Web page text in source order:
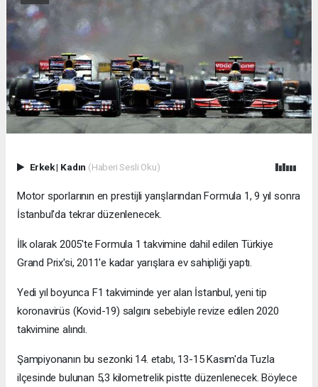
Erkek| Kadın (Haberi Sesli Oku)
Motor sporlarının en prestijli yarışlarından Formula 1, 9 yıl sonra
İstanbul'da tekrar düzenlenecek.
İlk olarak 2005'te Formula 1 takvimine dahil edilen Türkiye
Grand Prix'si, 2011'e kadar yarışlara ev sahipliği yaptı.
Yedi yıl boyunca F1 takviminde yer alan İstanbul, yeni tip
koronavirüs (Kovid-19) salgını sebebiyle revize edilen 2020
takvimine alındı.
Şampiyonanın bu sezonki 14. etabı, 13-15 Kasım'da Tuzla
ilçesinde bulunan 5,3 kilometrelik pistte düzenlenecek. Böylece